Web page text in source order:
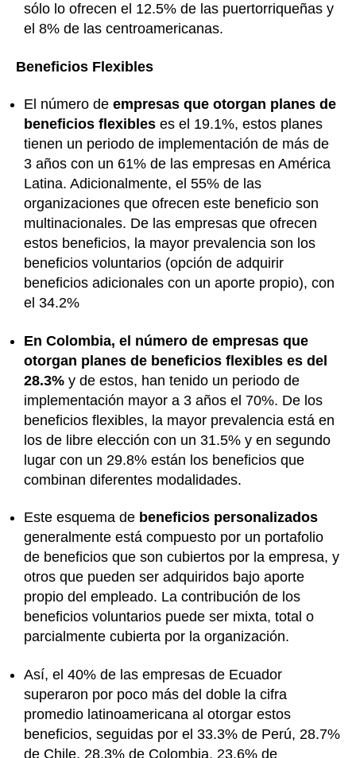
sólo lo ofrecen el 12.5% de las puertorriqueñas y
el 8% de las centroamericanas.
Beneficios Flexibles
El número de empresas que otorgan planes de
beneficios flexibles es el 19.1%, estos planes
tienen un periodo de implementación de más de
3 años con un 61% de las empresas en América
Latina. Adicionalmente, el 55% de las
organizaciones que ofrecen este beneficio son
multinacionales. De las empresas que ofrecen
estos beneficios, la mayor prevalencia son los
beneficios voluntarios (opción de adquirir
beneficios adicionales con un aporte propio), con
el 34.2%
En Colombia, el número de empresas que
otorgan planes de beneficios flexibles es del
28.3% y de estos, han tenido un periodo de
implementación mayor a 3 años el 70%. De los
beneficios flexibles, la mayor prevalencia está en
los de libre elección con un 31.5% y en segundo
lugar con un 29.8% están los beneficios que
combinan diferentes modalidades.
Este esquema de beneficios personalizados
generalmente está compuesto por un portafolio
de beneficios que son cubiertos por la empresa, y
otros que pueden ser adquiridos bajo aporte
propio del empleado. La contribución de los
beneficios voluntarios puede ser mixta, total o
parcialmente cubierta por la organización.
Así, el 40% de las empresas de Ecuador
superaron por poco más del doble la cifra
promedio latinoamericana al otorgar estos
beneficios, seguidas por el 33.3% de Perú, 28.7%
de Chile, 28.3% de Colombia, 23.6% de